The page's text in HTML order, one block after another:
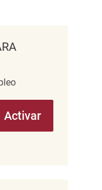
(obligatorio)
Activar